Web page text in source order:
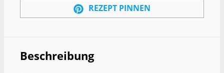
REZEPT PINNEN
Beschreibung